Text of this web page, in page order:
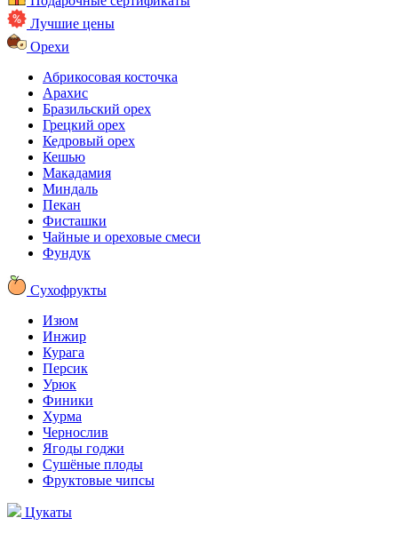
Лучшие цены
Орехи
Абрикосовая косточка
Арахис
Бразильский орех
Грецкий орех
Кедровый орех
Кешью
Макадамия
Миндаль
Пекан
Фисташки
Чайные и ореховые смеси
Фундук
Сухофрукты
Изюм
Инжир
Курага
Персик
Урюк
Финики
Хурма
Чернослив
Ягоды годжи
Сушёные плоды
Фруктовые чипсы
Цукаты